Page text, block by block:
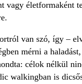
vagy életformaként
van szó, így –
mérni a
célok nélkül
walkingban is